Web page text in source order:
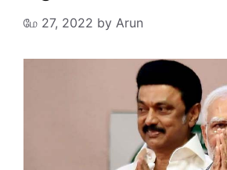
மே 27, 2022 by Arun